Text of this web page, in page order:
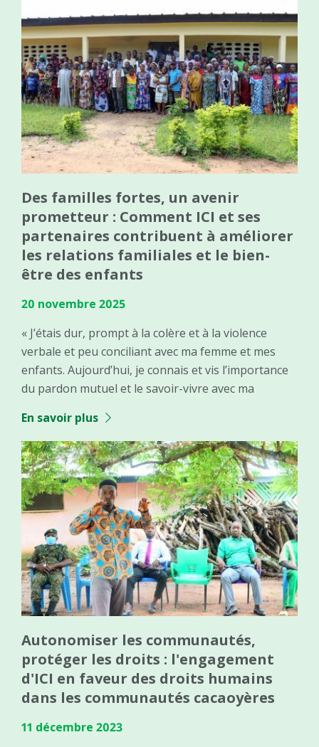
Des familles fortes, un avenir
prometteur : Comment ICI et ses
partenaires contribuent à améliorer
les relations familiales et le bien-
être des enfants
20 novembre 2025
« J’étais dur, prompt à la colère et à la violence
verbale et peu conciliant avec ma femme et mes
enfants. Aujourd’hui, je connais et vis l’importance
du pardon mutuel et le savoir-vivre avec ma
En savoir plus
Autonomiser les communautés,
protéger les droits : l'engagement
d'ICI en faveur des droits humains
dans les communautés cacaoyères
11 décembre 2023